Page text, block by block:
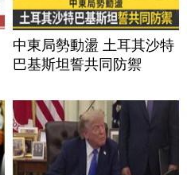
中東局勢動盪 土耳其沙特
巴基斯坦誓共同防禦